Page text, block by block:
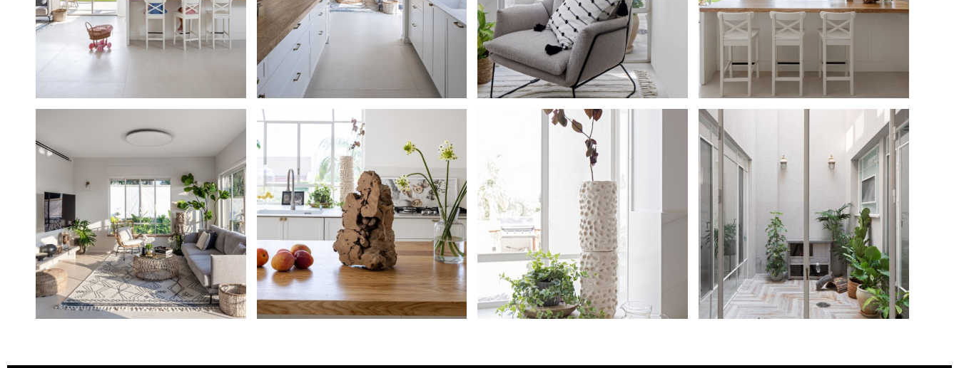
maccabim-raat-01
maccabim-raat-02
maccabim-raat-03
maccabim-raat-04